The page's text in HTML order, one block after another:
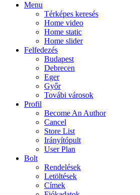
Menu
Térképes keresés
Home video
Home static
Home slider
Felfedezés
Budapest
Debrecen
Eger
Győr
Továbi városok
Profil
Become An Author
Cancel
Store List
Irányítópult
User Plan
Bolt
Rendelések
Letöltések
Címek